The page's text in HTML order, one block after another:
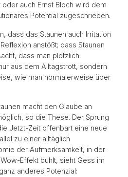
oder auch Ernst Bloch wird dem
Potential zugeschrieben.
dass das Staunen auch Irritation
anstößt; dass Staunen
dass man plötzlich
aus dem Alltagstrott, sondern
wie man normalerweise über
macht den Glaube an
so die These. Der Sprung
Jetzt-Zeit offenbart eine neue
zu einer alltäglich
der Aufmerksamkeit, in der
Effekt buhlt, sieht Gess im
anderes Potenzial: